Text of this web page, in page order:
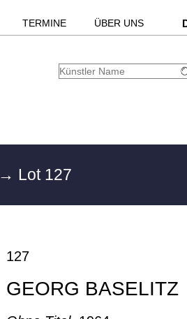
TERMINE ÜBER UNS
→ Lot 127
127
GEORG BASELITZ